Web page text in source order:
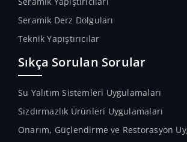
Seramik Derz Dolguları
Teknik Yapıştırıcılar
Sıkça Sorulan Sorular
Su Yalıtım Sistemleri Uygulamaları
Sızdırmazlık Ürünleri Uygulamaları
Onarım, Güçlendirme ve Restorasyon